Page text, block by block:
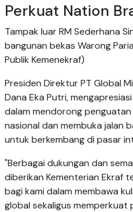
Perkuat Nation
Tampak luar RM Sederhana
bangunan bekas Warong
Publik Kemenekraf)
Presiden Direktur PT Global
Dana Eka Putri,
dalam mendorong
nasional dan membuka jalan
untuk berkembang di pasar
"Berbagai dukungan dan
diberikan Kementerian Ekraf
bagi kami dalam membawa
global sekaligus memperkuat